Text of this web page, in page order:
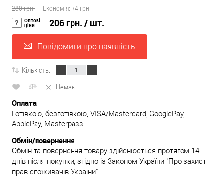
280 грн. Економія: 74 грн.
Оптові
ціни 206 грн. / шт.
Повідомити про наявність
Кількість:
Немає
Оплата
Готівкою, безготівкою, VISA/Mastercard, GooglePay,
ApplePay, Masterpass
Обмін/повернення
Обмін та повернення товару здійснюється протягом 14
днів після покупки, згідно із Законом України "Про захист
прав споживачів України"